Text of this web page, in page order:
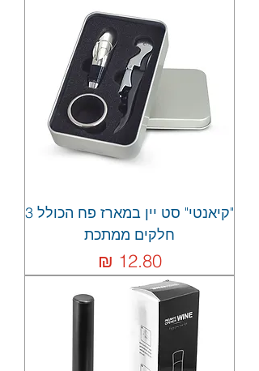
"קיאנטי" סט יין במארז פח הכולל 3
חלקים ממתכת
מחיר‏12.80 ‏₪